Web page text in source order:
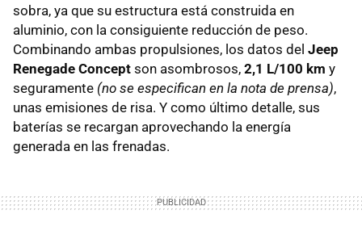
sobra, ya que su estructura está construida en
aluminio, con la consiguiente reducción de peso.
Combinando ambas propulsiones, los datos del Jeep
Renegade Concept son asombrosos, 2,1 L/100 km y
seguramente (no se especifican en la nota de prensa),
unas emisiones de risa. Y como último detalle, sus
baterías se recargan aprovechando la energía
generada en las frenadas.